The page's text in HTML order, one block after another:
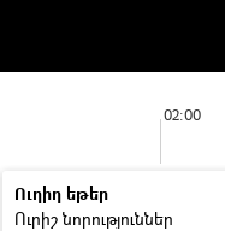
02:00
Ուղիղ եթեր
Ուրիշ նորություններ